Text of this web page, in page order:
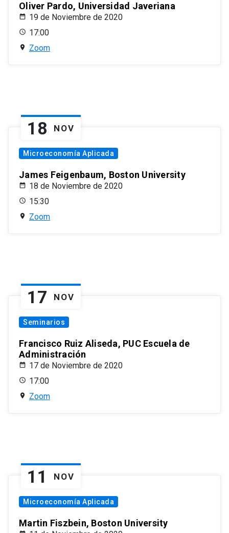
Oliver Pardo, Universidad Javeriana
19 de Noviembre de 2020
17:00
Zoom
18 NOV
Microeconomía Aplicada
James Feigenbaum, Boston University
18 de Noviembre de 2020
15:30
Zoom
17 NOV
Seminarios
Francisco Ruiz Aliseda, PUC Escuela de
Administración
17 de Noviembre de 2020
17:00
Zoom
11 NOV
Microeconomía Aplicada
Martin Fiszbein, Boston University